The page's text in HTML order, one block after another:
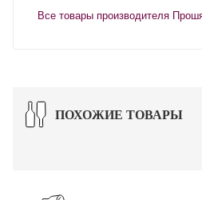
Все товары производителя
ПОХОЖИЕ ТОВАРЫ